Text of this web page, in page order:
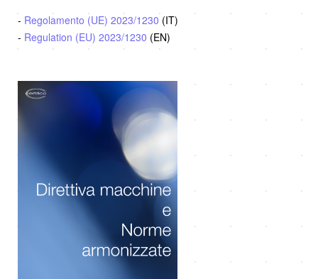
- Regolamento (UE) 2023/1230 (IT)
- Regulation (EU) 2023/1230 (EN)